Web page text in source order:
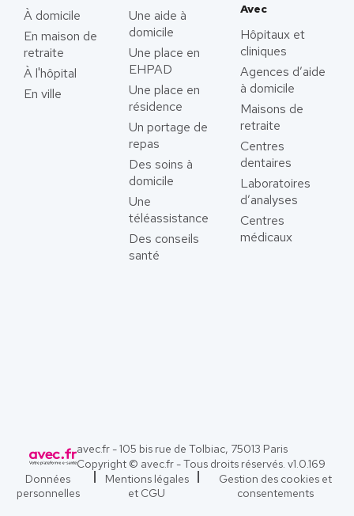
À domicile
En maison de
retraite
À l'hôpital
En ville
Une aide à
domicile
Une place en
EHPAD
Une place en
résidence
Un portage de
repas
Des soins à
domicile
Une
téléassistance
Des conseils
santé
Avec
Hôpitaux et
cliniques
Agences d’aide
à domicile
Maisons de
retraite
Centres
dentaires
Laboratoires
d’analyses
Centres
médicaux
avec.fr - 105 bis rue de Tolbiac, 75013 Paris
Copyright © avec.fr - Tous droits réservés. v1.0.169
Données
personnelles
Mentions légales
et CGU
Gestion des cookies et
consentements